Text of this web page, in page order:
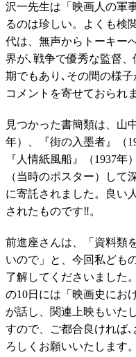
沢一先生は「映画人の軍
るのは珍しい。よくも検
代は、無声からトーキー
界が､戦争で優秀な監督
期でもあり､その間の様
コメントを寄せておられ
見つかった書簡類は、山
年）、『街の入墨者』（
『人情紙風船』（1937年
（当時のポスター）して
に寄託されました。良い
されたものです‼。
前進座さんは、「資料類
いので」と、今回私ども
了解してくださいました
の10日には「映画史にお
が話し、関連上映もいた
すので、ご都合良ければ
ろしくお願いいたします。